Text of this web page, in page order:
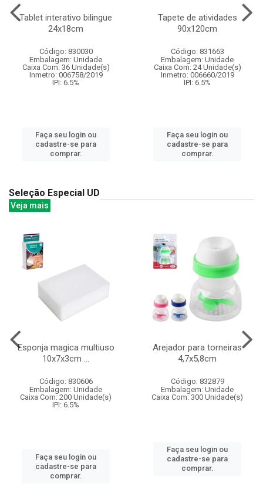
Tablet interativo bilingue
24x18cm
Código: 830030
Embalagem: Unidade
Caixa Com: 36 Unidade(s)
Inmetro: 006758/2019
IPI: 6.5%
Faça seu login ou
cadastre-se para
comprar.
Tapete de atividades
90x120cm
Código: 831663
Embalagem: Unidade
Caixa Com: 24 Unidade(s)
Inmetro: 006660/2019
IPI: 6.5%
Faça seu login ou
cadastre-se para
comprar.
Seleção Especial UD
Veja mais
Esponja magica multiuso
10x7x3cm ...
Código: 830606
Embalagem: Unidade
Caixa Com: 200 Unidade(s)
IPI: 6.5%
Faça seu login ou
cadastre-se para
comprar.
Arejador para torneiras
4,7x5,8cm
Código: 832879
Embalagem: Unidade
Caixa Com: 300 Unidade(s)
Faça seu login ou
cadastre-se para
comprar.